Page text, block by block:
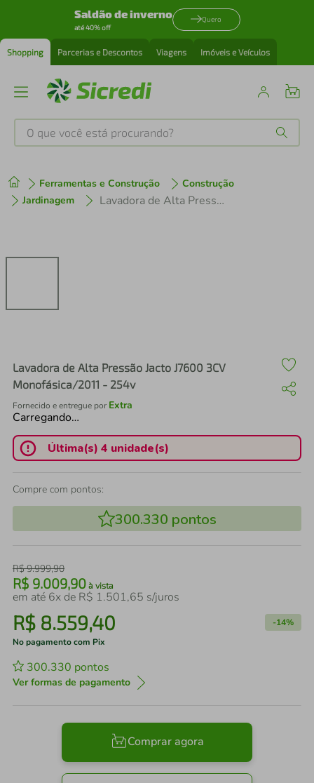
Saldão de inverno
até 40% off
Quero
Shopping Parcerias e Descontos Viagens Imóveis e Veículos
O que você está procurando?
Ferramentas e Construção
Construção
Jardinagem
Lavadora de Alta Pressão Jacto J7600 3CV Monofásica/2011 - 254v
Lavadora de Alta Pressão Jacto J7600 3CV
Monofásica/2011 - 254v
Fornecido e entregue por Extra
Carregando…
Última(s) 4 unidade(s)
Compre com pontos:
300.330 pontos
R$9.999,90
R$ 9.009,90 à vista
em até 6x de R$ 1.501,65 s/juros
R$ 8.559,40 -14%
No pagamento com Pix
300.330 pontos
Ver formas de pagamento
Comprar agora
1º tenis